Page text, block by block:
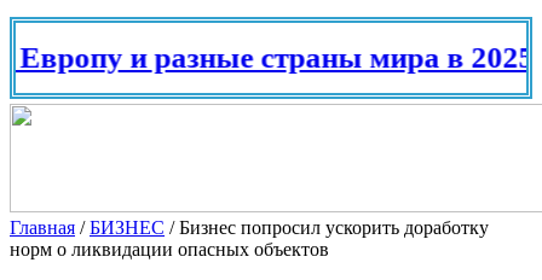
и разные страны мира в 2025
Главная /БИЗНЕС /Бизнес попросил ускорить доработку
норм о ликвидации опасных объектов